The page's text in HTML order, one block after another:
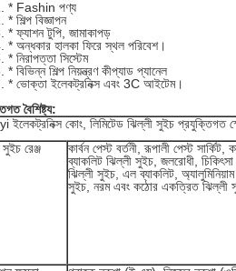
* Fashin পণ্য
* শিল্প বিজ্ঞাপন
* ফ্যাশন টুপি, জামাকাপড়
* অন্ধকার হালকা ফিরে স্থল পরিবেশ।
* নিরাপত্তা সিস্টেম
* বিভিন্ন শিল্প নিয়ন্ত্রণ কীপ্যাড প্যানেল
* ভোক্তা ইলেকট্রনিক্স এবং 3C আইটেম।
বৈশিষ্ট্য:
ইলেকট্রনিক্স কোং, লিমিটেড ঝিল্লী সুইচ প্রযুক্তিগত
রেঞ্জ
কার্বন পেস্ট বর্তনী, রূপালী পেস্ট সার্কিট,
ব্যাকলিট ঝিল্লী সুইচ, জলরোধী,
ঝিল্লী সুইচ, এল ব্যাকলিট,
সুইচ, নরম এবং কঠোর একত্রিত ঝিল্লী